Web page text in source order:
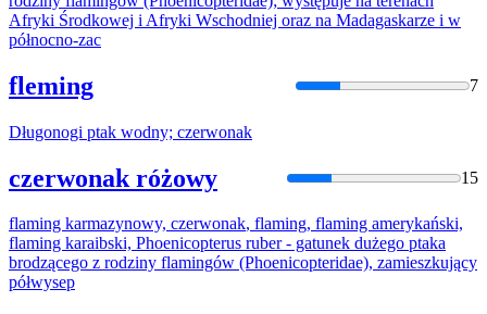
Afryki Środkowej i Afryki Wschodniej oraz na Madagaskarze i w
północno-zac
fleming 7
Długonogi ptak wodny; czerwonak
czerwonak różowy 15
flaming karmazynowy, czerwonak, flaming, flaming amerykański,
flaming karaibski, Phoenicopterus ruber - gatunek dużego ptaka
brodzącego z rodziny flamingów (Phoenicopteridae), zamieszkujący
półwysep